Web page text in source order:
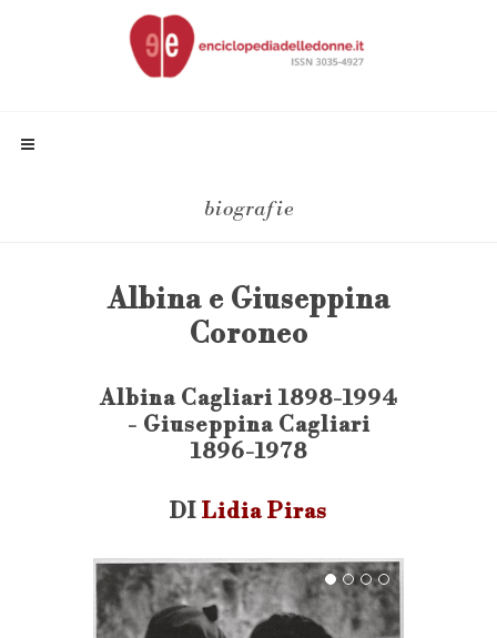
biografie
Albina e Giuseppina
Coroneo
Albina Cagliari 1898-1994
- Giuseppina Cagliari
1896-1978
DI Lidia Piras